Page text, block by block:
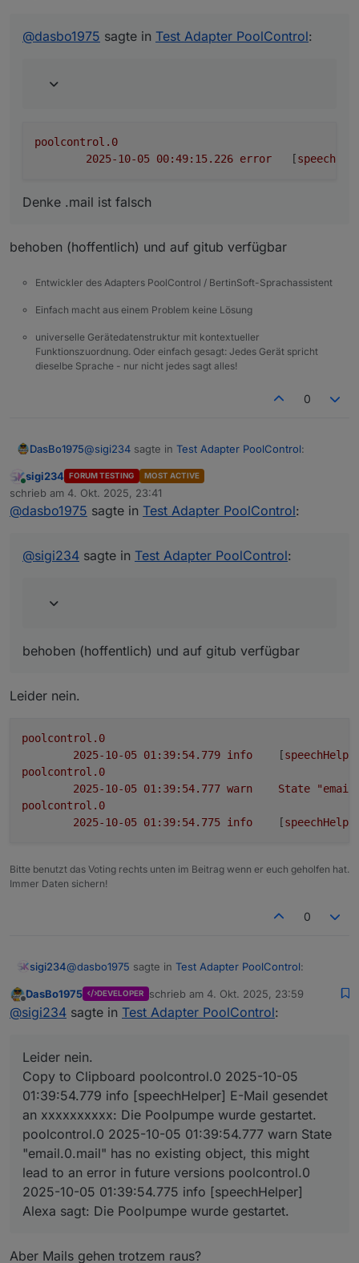
Denke .mail ist falsch
@dasbo1975 sagte in Test Adapter PoolControl:
poolcontrol.0
error
	[
Denke .mail ist falsch
behoben (hoffentlich) und auf gitub verfügbar
Entwickler des Adapters PoolControl / BertinSoft-Sprachassistent
Einfach macht aus einem Problem keine Lösung
universelle Gerätedatenstruktur mit kontextueller
Funktionszuordnung. Oder einfach gesagt: Jedes Gerät spricht
dieselbe Sprache - nur nicht jedes sagt alles!
0
DasBo1975@sigi234 sagte in Test Adapter PoolControl:
@dasbo1975sagte in
PoolControl:
eine Existenzprüfung des E-Mail-
Adapters vor dem Versand,
Denke .mail ist falsch
behoben (hoffentlich) und auf gitub verfügbar
Online
sigi234 FORUM TESTING MOST ACTIVE
schrieb am 4. Okt. 2025, 23:41
zuletzt editiert von
@dasbo1975 sagte in Test Adapter PoolControl:
@sigi234 sagte in Test Adapter PoolControl:
behoben (hoffentlich) und auf gitub verfügbar
Leider nein.
poolcontrol.0
info
	[
poolcontrol.0
warn State
poolcontrol.0
info
	[
Bitte benutzt das Voting rechts unten im Beitrag wenn er euch geholfen hat.
Immer Daten sichern!
0
sigi234@dasbo1975 sagte in Test Adapter PoolControl:
@sigi234sagte inTest Adapter PoolControl
eine Existenzprüfung des E-Mail-
Adapters vor dem Versand,
Denke .mail ist falsch
behoben (hoffentlich) und auf gitub verfügbar
poolcontrol.0
2025-10-05 01:39:54.779	info
poolcontrol.0
2025-10-05 01:39:54.777	warn	State
poolcontrol.0
Offline
DasBo1975 DEVELOPER schrieb am 4. Okt. 2025, 23:59
zuletzt editiert von
@sigi234 sagte in Test Adapter PoolControl:
Leider nein.
Copy to Clipboard poolcontrol.0 2025-10-05
01:39:54.779 info [speechHelper] E-Mail gesendet
an xxxxxxxxxx: Die Poolpumpe wurde gestartet.
poolcontrol.0 2025-10-05 01:39:54.777 warn State
"email.0.mail" has no existing object, this might
lead to an error in future versions poolcontrol.0
2025-10-05 01:39:54.775 info [speechHelper]
Alexa sagt: Die Poolpumpe wurde gestartet.
Aber Mails gehen trotzem raus?